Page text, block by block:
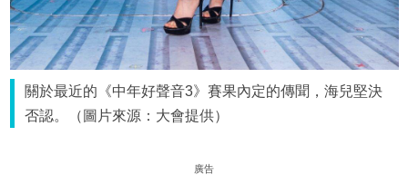
關於最近的《中年好聲音3》賽果內定的傳聞，海兒堅決
否認。（圖片來源：大會提供）
廣告